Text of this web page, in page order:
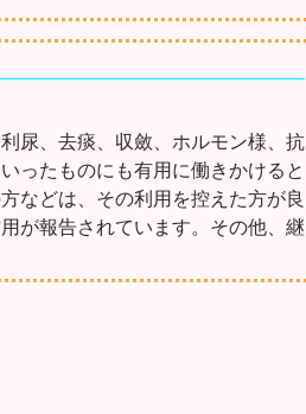
尿、去痰、収斂、ホルモン様、抗
ったものにも有用に働きかけると
などは、その利用を控えた方が良
が報告されています。その他、継